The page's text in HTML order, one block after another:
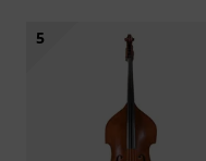
5